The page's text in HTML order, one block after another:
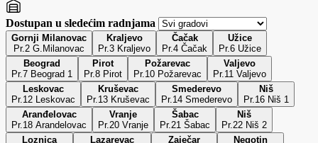
Dostupan u sledećim radnjama
Gornji Milanovac
Pr.2 G.Milanovac
Kraljevo
Pr.3 Kraljevo
Čačak
Pr.4 Čačak
Užice
Pr.6 Užice
Beograd
Pr.7 Beograd 1
Pirot
Pr.8 Pirot
Požarevac
Pr.10 Požarevac
Valjevo
Pr.11 Valjevo
Leskovac
Pr.12 Leskovac
Kruševac
Pr.13 Kruševac
Smederevo
Pr.14 Smederevo
Niš
Pr.16 Niš 1
Aranđelovac
Pr.18 Arandelovac
Vranje
Pr.20 Vranje
Šabac
Pr.21 Šabac
Niš
Pr.22 Niš 2
Loznica
Lazarevac
Zaječar
Negotin